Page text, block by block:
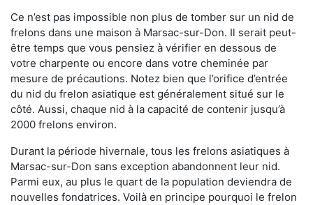
Ce n’est pas impossible non plus de tomber sur un nid de
frelons dans une maison à Marsac-sur-Don. Il serait peut-
être temps que vous pensiez à vérifier en dessous de
votre charpente ou encore dans votre cheminée par
mesure de précautions. Notez bien que l’orifice d’entrée
du nid du frelon asiatique est généralement situé sur le
côté. Aussi, chaque nid à la capacité de contenir jusqu’à
2000 frelons environ.
Durant la période hivernale, tous les frelons asiatiques à
Marsac-sur-Don sans exception abandonnent leur nid.
Parmi eux, au plus le quart de la population deviendra de
nouvelles fondatrices. Voilà en principe pourquoi le frelon